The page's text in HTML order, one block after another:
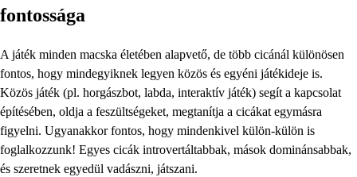
fontossága
A játék minden macska életében alapvető, de több cicánál különösen
fontos, hogy mindegyiknek legyen közös és egyéni játékideje is.
Közös játék (pl. horgászbot, labda, interaktív játék) segít a kapcsolat
építésében, oldja a feszültségeket, megtanítja a cicákat egymásra
figyelni. Ugyanakkor fontos, hogy mindenkivel külön-külön is
foglalkozzunk! Egyes cicák introvertáltabbak, mások dominánsabbak,
és szeretnek egyedül vadászni, játszani.